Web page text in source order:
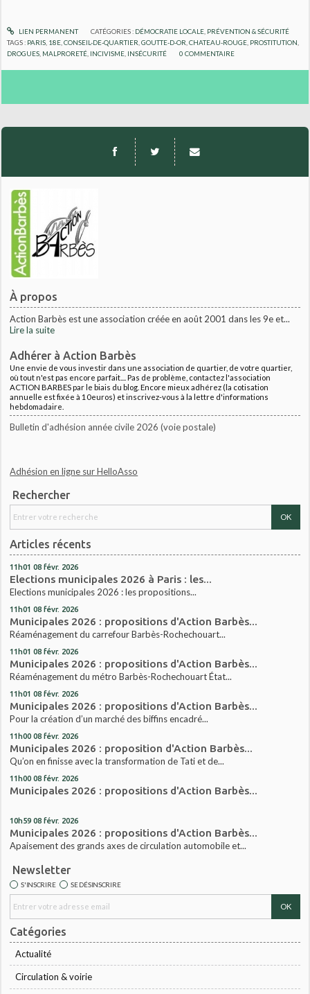
À propos
Action Barbès est une association créée en août 2001 dans les 9e et...
Lire la suite
Adhérer à Action Barbès
Une envie de vous investir dans une association de quartier, de votre quartier,
où tout n'est pas encore parfait.... Pas de problème, contactez l'association
ACTION BARBES par le biais du blog. Encore mieux adhérez (la cotisation
annuelle est fixée à 10euros) et inscrivez-vous à la lettre d'informations
hebdomadaire.
Bulletin d'adhésion année civile 2026 (voie postale)
Adhésion en ligne sur HelloAsso
Rechercher
Articles récents
11h01 08 févr. 2026
Elections municipales 2026 à Paris : les...
Elections municipales 2026 : les propositions...
11h01 08 févr. 2026
Municipales 2026 : propositions d'Action Barbès...
Réaménagement du carrefour Barbès-Rochechouart...
11h01 08 févr. 2026
Municipales 2026 : propositions d'Action Barbès...
Réaménagement du métro Barbès-Rochechouart État...
11h01 08 févr. 2026
Municipales 2026 : propositions d'Action Barbès...
Pour la création d’un marché des biffins encadré...
11h00 08 févr. 2026
Municipales 2026 : proposition d'Action Barbès...
Qu’on en finisse avec la transformation de Tati et de...
11h00 08 févr. 2026
Municipales 2026 : propositions d'Action Barbès...
10h59 08 févr. 2026
Municipales 2026 : propositions d'Action Barbès...
Apaisement des grands axes de circulation automobile et...
Newsletter
S'INSCRIRE SE DÉSINSCRIRE
Catégories
Actualité
Circulation & voirie
LIEN PERMANENT CATÉGORIES : DÉMOCRATIE LOCALE, PRÉVENTION & SÉCURITÉ
TAGS : PARIS 18E ,CONSEIL-DE-QUARTIER ,GOUTTE-D-OR ,CHATEAU-ROUGE PROSTITUTION
DROGUES MALPRORETÉ INCIVISME INSÉCURITÉ 0 COMMENTAIRE